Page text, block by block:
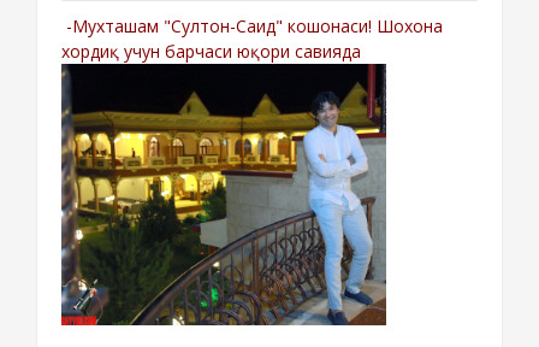
-Мухташам "Султон-Саид" кошонаси! Шохона
хордиқ учун барчаси юқори савияда